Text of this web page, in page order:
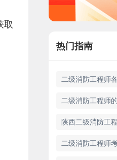
取
热门指南
二级消防工程师
二级消防工程师
陕西二级消防工
二级消防工程师